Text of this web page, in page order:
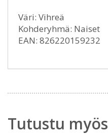
Väri: Vihreä
Kohderyhmä: Naiset
EAN: 826220159232
Tutustu myös